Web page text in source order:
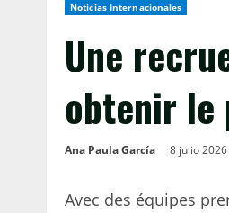
Noticias Internacionales
Une
obtenir le
Ana Paula García 8 julio 2026
Avec des équipes